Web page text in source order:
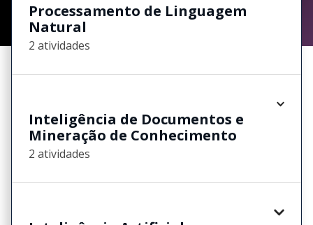
Processamento de Linguagem
Natural
2 atividades
Inteligência de Documentos e
Mineração de Conhecimento
2 atividades